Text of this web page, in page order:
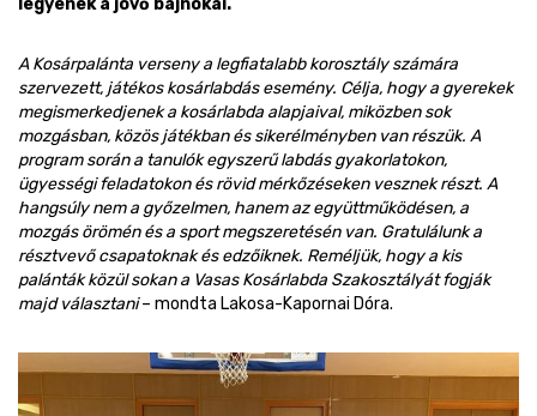
legyenek a jövő bajnokai.
A Kosárpalánta verseny a legfiatalabb korosztály számára
szervezett, játékos kosárlabdás esemény. Célja, hogy a gyerekek
megismerkedjenek a kosárlabda alapjaival, miközben sok
mozgásban, közös játékban és sikerélményben van részük. A
program során a tanulók egyszerű labdás gyakorlatokon,
ügyességi feladatokon és rövid mérkőzéseken vesznek részt. A
hangsúly nem a győzelmen, hanem az együttműködésen, a
mozgás örömén és a sport megszeretésén van. Gratulálunk a
résztvevő csapatoknak és edzőiknek. Reméljük, hogy a kis
palánták közül sokan a Vasas Kosárlabda Szakosztályát fogják
majd választani– mondta Lakosa-Kapornai Dóra.